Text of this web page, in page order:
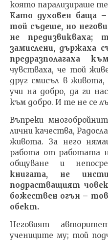
която парализираше
Като духовен баща
той съдеше, но
не предизвикваха;
замислени, държаха
предразполагаха
чувстваха, че той
друг смисъл в
учи на добро, да ги
към добро. И те не се
Въпреки
лични качества,
живота. За него
работа от работата
общуване и
книгата, не
подрастващият
божествен огън –
обект.
Неговият
учениците му; той